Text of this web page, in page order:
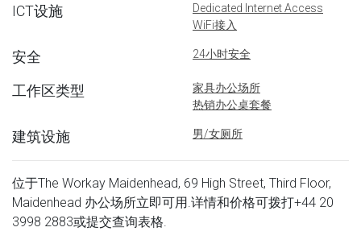
ICT设施
Dedicated Internet Access
WiFi接入
安全 24小时安全
工作区类型
家具办公场所
热销办公桌套餐
建筑设施 男/女厕所
位于The Workay Maidenhead, 69 High Street, Third Floor,
Maidenhead 办公场所立即可用.详情和价格可拨打+44 20
3998 2883或提交查询表格.